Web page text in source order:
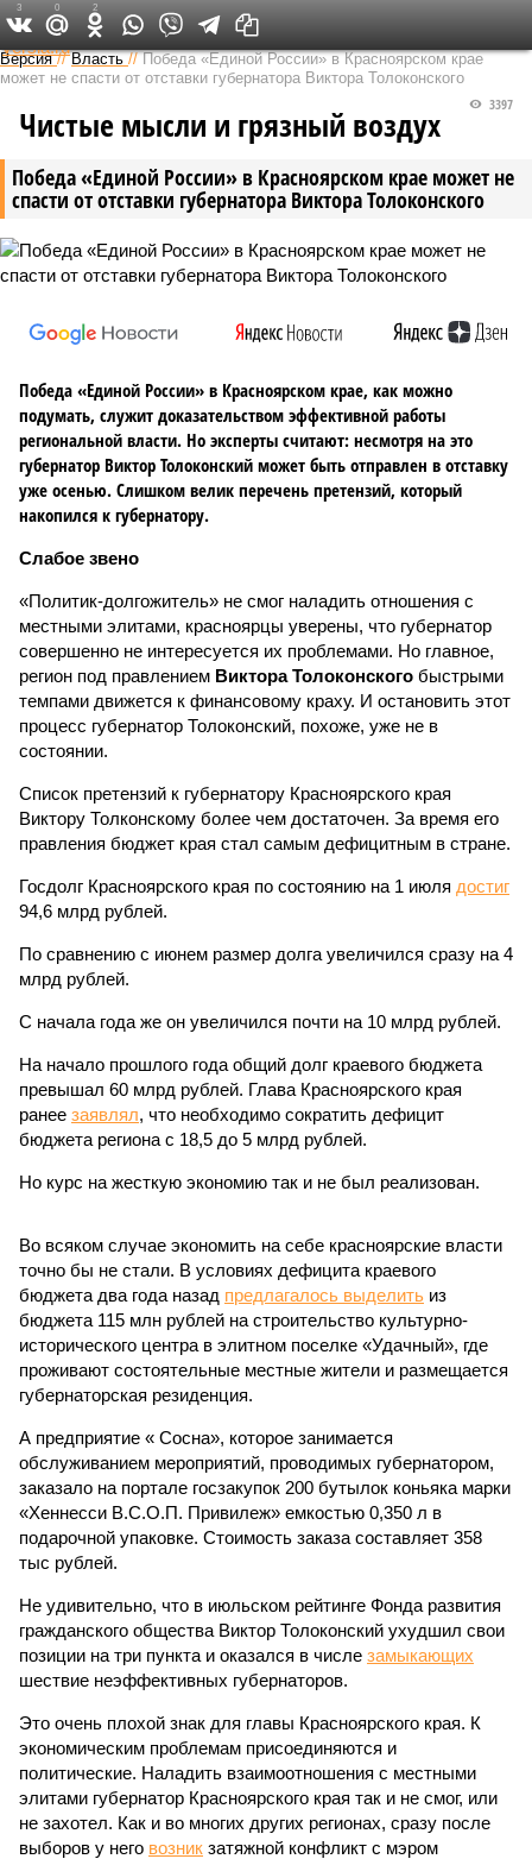
Федеральный выпуск
Версия //Власть //Победа «Единой России» в Красноярском крае
может не спасти от отставки губернатора Виктора Толоконского
Победа «Единой России» в Красноярском крае может не
спасти от отставки губернатора Виктора Толоконского
3397
Чистые мысли и грязный воздух
Победа «Единой России» в Красноярском крае, как можно
подумать, служит доказательством эффективной работы
региональной власти. Но эксперты считают: несмотря на это
губернатор Виктор Толоконский может быть отправлен в отставку
уже осенью. Слишком велик перечень претензий, который
накопился к губернатору.
Слабое звено
«Политик-долгожитель» не смог наладить отношения с
местными элитами, красноярцы уверены, что губернатор
совершенно не интересуется их проблемами. Но главное,
регион под правлением Виктора Толоконского быстрыми
темпами движется к финансовому краху. И остановить этот
процесс губернатор Толоконский, похоже, уже не в
состоянии.
Список претензий к губернатору Красноярского края
Виктору Толконскому более чем достаточен. За время его
правления бюджет края стал самым дефицитным в стране.
Госдолг Красноярского края по состоянию на 1 июля достиг
94,6 млрд рублей.
По сравнению с июнем размер долга увеличился сразу на 4
млрд рублей.
С начала года же он увеличился почти на 10 млрд рублей.
На начало прошлого года общий долг краевого бюджета
превышал 60 млрд рублей. Глава Красноярского края
ранее заявлял, что необходимо сократить дефицит
бюджета региона с 18,5 до 5 млрд рублей.
Но курс на жесткую экономию так и не был реализован.
Во всяком случае экономить на себе красноярские власти
точно бы не стали. В условиях дефицита краевого
бюджета два года назад предлагалось выделить из
бюджета 115 млн рублей на строительство культурно-
исторического центра в элитном поселке «Удачный», где
проживают состоятельные местные жители и размещается
губернаторская резиденция.
А предприятие « Сосна», которое занимается
обслуживанием мероприятий, проводимых губернатором,
заказало на портале госзакупок 200 бутылок коньяка марки
«Хеннесси В.С.О.П. Привилеж» емкостью 0,350 л в
подарочной упаковке. Стоимость заказа составляет 358
тыс рублей.
Не удивительно, что в июльском рейтинге Фонда развития
гражданского общества Виктор Толоконский ухудшил свои
позиции на три пункта и оказался в числе замыкающих
шествие неэффективных губернаторов.
Это очень плохой знак для главы Красноярского края. К
экономическим проблемам присоединяются и
политические. Наладить взаимоотношения с местными
элитами губернатор Красноярского края так и не смог, или
не захотел. Как и во многих других регионах, сразу после
выборов у него возник затяжной конфликт с мэром
3 0 2